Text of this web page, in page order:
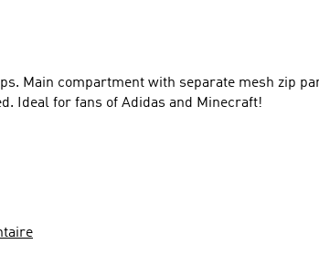
Main compartment with separate mesh zip
Ideal for fans of Adidas and Minecraft!